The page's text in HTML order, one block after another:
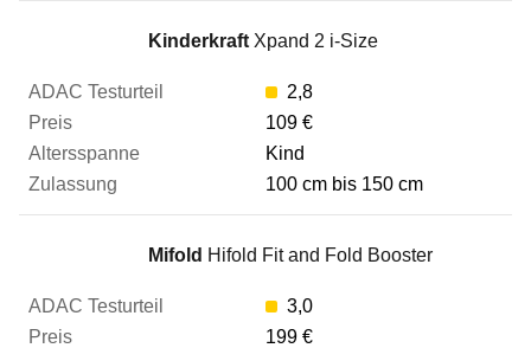
Kinderkraft Xpand 2 i-Size
2,8
109 €
Kind
100 cm bis 150 cm
Mifold Hifold Fit and Fold Booster
3,0
199 €